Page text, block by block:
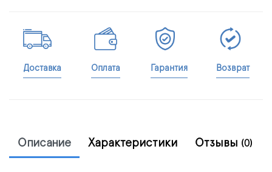
Доставка Оплата Гарантия Возврат
Описание Характеристики Отзывы (0)